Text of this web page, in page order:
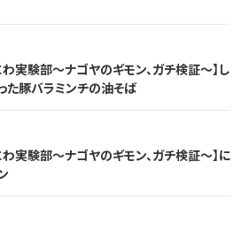
わ実験部～ナゴヤのギモン、ガチ検証～】し
た豚バラミンチの油そば
わ実験部～ナゴヤのギモン、ガチ検証～】に